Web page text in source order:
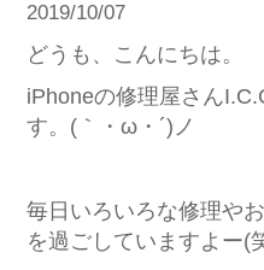
2019/10/07
どうも、こんにちは。
iPhoneの修理屋さん
す。(｀・ω・´)ノ
毎日いろいろな修理や
を過ごしていますよー(